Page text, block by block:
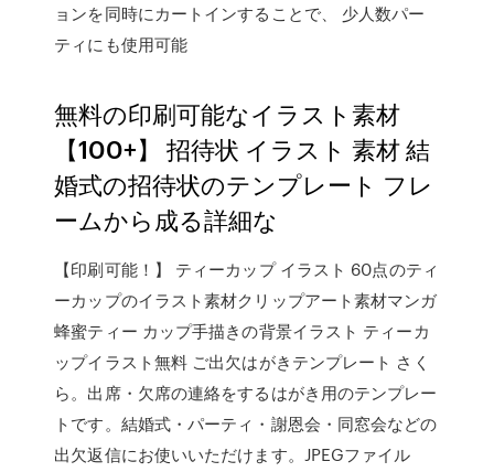
ョンを同時にカートインすることで、 少人数パー
ティにも使用可能
無料の印刷可能なイラスト素材
【100+】 招待状 イラスト 素材 結
婚式の招待状のテンプレート フレ
ームから成る詳細な
【印刷可能！】 ティーカップ イラスト 60点のティ
ーカップのイラスト素材クリップアート素材マンガ
蜂蜜ティー カップ手描きの背景イラスト ティーカ
ップイラスト無料 ご出欠はがきテンプレート さく
ら。出席・欠席の連絡をするはがき用のテンプレー
トです。結婚式・パーティ・謝恩会・同窓会などの
出欠返信にお使いいただけます。JPEGファイル